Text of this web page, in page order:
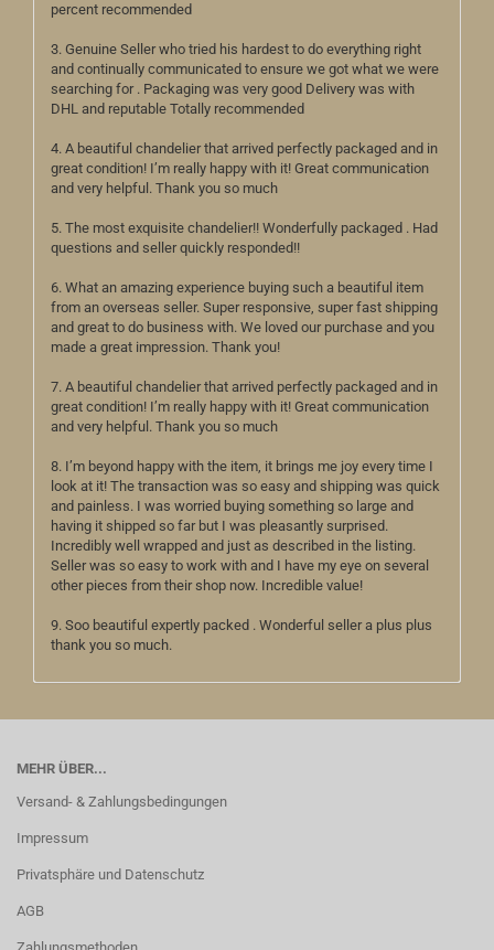
percent recommended
3. Genuine Seller who tried his hardest to do everything right
and continually communicated to ensure we got what we were
searching for . Packaging was very good Delivery was with
DHL and reputable Totally recommended
4. A beautiful chandelier that arrived perfectly packaged and in
great condition! I’m really happy with it! Great communication
and very helpful. Thank you so much
5. The most exquisite chandelier!! Wonderfully packaged . Had
questions and seller quickly responded!!
6. What an amazing experience buying such a beautiful item
from an overseas seller. Super responsive, super fast shipping
and great to do business with. We loved our purchase and you
made a great impression. Thank you!
7. A beautiful chandelier that arrived perfectly packaged and in
great condition! I’m really happy with it! Great communication
and very helpful. Thank you so much
8. I’m beyond happy with the item, it brings me joy every time I
look at it! The transaction was so easy and shipping was quick
and painless. I was worried buying something so large and
having it shipped so far but I was pleasantly surprised.
Incredibly well wrapped and just as described in the listing.
Seller was so easy to work with and I have my eye on several
other pieces from their shop now. Incredible value!
9. Soo beautiful expertly packed . Wonderful seller a plus plus
thank you so much.
MEHR ÜBER...
Versand- & Zahlungsbedingungen
Impressum
Privatsphäre und Datenschutz
AGB